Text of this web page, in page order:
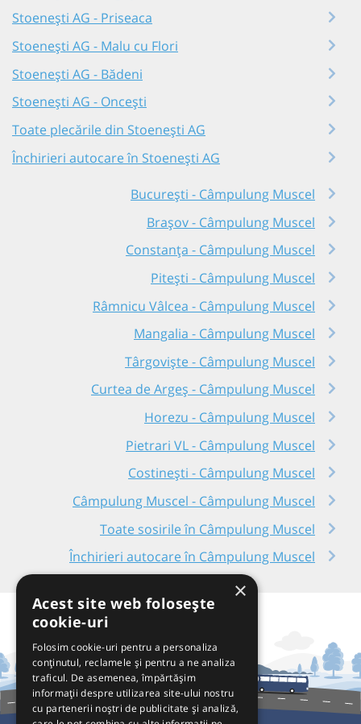
Stoenești AG - Priseaca
Stoenești AG - Malu cu Flori
Stoenești AG - Bădeni
Stoenești AG - Oncești
Toate plecările din Stoenești AG
Închirieri autocare în Stoenești AG
București - Câmpulung Muscel
Brașov - Câmpulung Muscel
Constanța - Câmpulung Muscel
Pitești - Câmpulung Muscel
Râmnicu Vâlcea - Câmpulung Muscel
Mangalia - Câmpulung Muscel
Târgoviște - Câmpulung Muscel
Curtea de Argeș - Câmpulung Muscel
Horezu - Câmpulung Muscel
Pietrari VL - Câmpulung Muscel
Costinești - Câmpulung Muscel
Câmpulung Muscel - Câmpulung Muscel
Toate sosirile în Câmpulung Muscel
Închirieri autocare în Câmpulung Muscel
×
Acest site web folosește
cookie-uri
Folosim cookie-uri pentru a personaliza
conținutul, reclamele și pentru a ne analiza
traficul. De asemenea, împărtășim
informații despre utilizarea site-ului nostru
cu partenerii noștri de publicitate și analiză,